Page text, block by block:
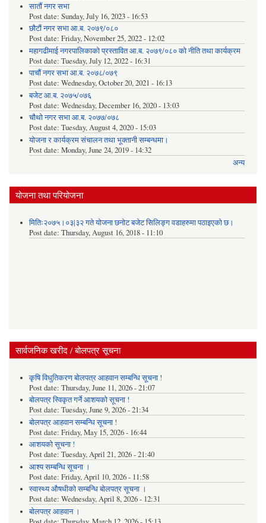
सातौं नगर सभा
Post date: Sunday, July 16, 2023 - 16:53
छौटौं नगर सभा आ.ब. २०७९/०८०
Post date: Friday, November 25, 2022 - 12:02
महागढीमाई नगरपालिकाको प्रस्तावित आ.ब. २०७९/०८० को नीति तथा कार्यक्रम
Post date: Tuesday, July 12, 2022 - 16:31
पाचौं नगर सभा आ.ब. २०७८/०७९
Post date: Wednesday, October 20, 2021 - 16:13
बजेट आ.ब. २०७५/०७६
Post date: Wednesday, December 16, 2020 - 13:03
चौथो नगर सभा आ.ब. २०७७/०७८
Post date: Tuesday, August 4, 2020 - 15:03
योजना र कार्यक्रम संचालन तथा भूक्तानी सम्बन्धमा।
Post date: Monday, June 24, 2019 - 14:32
अन्य
योजना तथा परियोजना
मितिः२०७५।०३|३२ गते योजना छनोट बजेट सिलिङ्ग वडाहरुमा पठाइएको छ​।
Post date: Thursday, August 16, 2018 - 11:10
सार्वजनिक खरीद / बोलपत्र सूचना
कृषि विधुतिकरण बोलपत्र आहवान सम्बन्धि सूचना !
Post date: Thursday, June 11, 2026 - 21:07
बोलपत्र स्विकृत गर्ने आशयको सूचना !
Post date: Tuesday, June 9, 2026 - 21:34
बोलपत्र आहवान सम्बन्धि सूचना !
Post date: Friday, May 15, 2026 - 16:44
आशयको सूचना !
Post date: Tuesday, April 21, 2026 - 21:40
आश्य सम्बन्धि सूचना ।
Post date: Friday, April 10, 2026 - 11:58
स्वास्थ्य औषधीको सम्बन्धि बोलपत्र सूचना ।
Post date: Wednesday, April 8, 2026 - 12:31
बोलपत्र आहवान ।